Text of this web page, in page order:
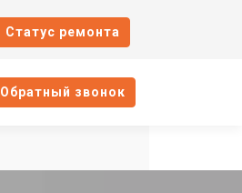
Cтатус ремонта
Oбратный звонок